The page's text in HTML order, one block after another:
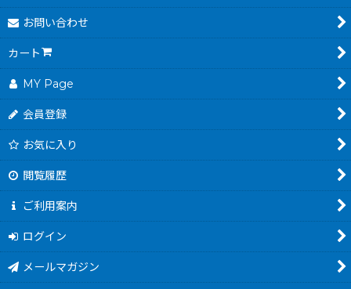
お問い合わせ
カート
MY Page
会員登録
お気に入り
閲覧履歴
ご利用案内
ログイン
メールマガジン